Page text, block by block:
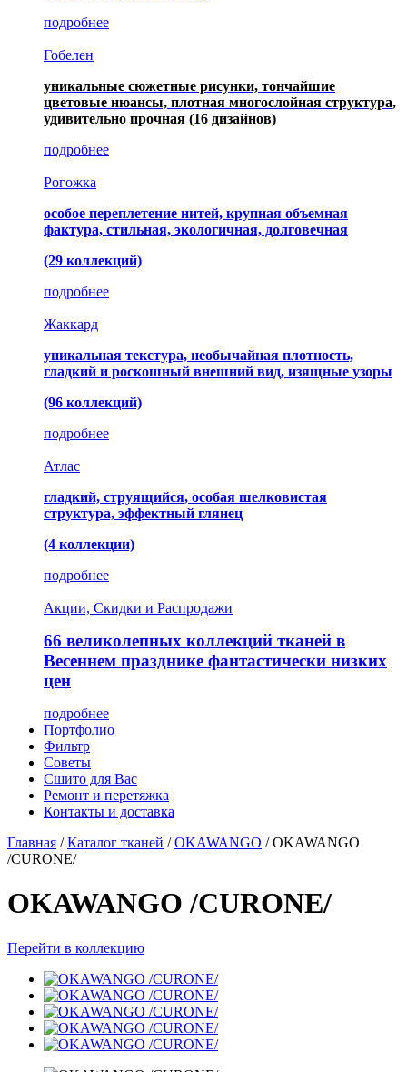
подробнее
Гобелен
уникальные сюжетные рисунки, тончайшие
цветовые нюансы, плотная многослойная структура,
удивительно прочная (16 дизайнов)
подробнее
Рогожка
особое переплетение нитей, крупная объемная
фактура, стильная, экологичная, долговечная
(29 коллекций)
подробнее
Жаккард
уникальная текстура, необычайная плотность,
гладкий и роскошный внешний вид, изящные узоры
(96 коллекций)
подробнее
Атлас
гладкий, струящийся, особая шелковистая
структура, эффектный глянец
(4 коллекции)
подробнее
Акции, Скидки и Распродажи
66 великолепных коллекций тканей в
Весеннем празднике фантастически низких
цен
подробнее
Портфолио
Фильтр
Советы
Сшито для Вас
Ремонт и перетяжка
Контакты и доставка
Главная / Каталог тканей / OKAWANGO / OKAWANGO
/CURONE/
OKAWANGO /CURONE/
Перейти в коллекцию